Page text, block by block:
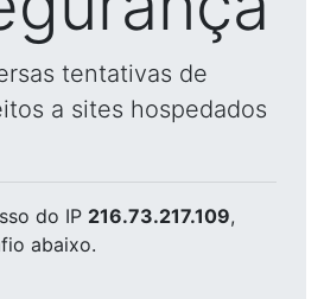
tentativas de
a sites hospedados
do IP 216.73.217.109,
abaixo.